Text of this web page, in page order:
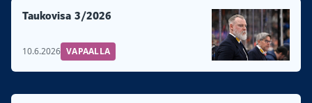
Taukovisa 3/2026
10.6.2026 VAPAALLA